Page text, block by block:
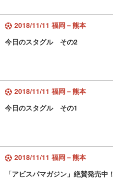
2018/11/11 福岡－熊本
今日のスタグル その2
2018/11/11 福岡－熊本
今日のスタグル その1
2018/11/11 福岡－熊本
「アビスパマガジン」絶賛発売中！